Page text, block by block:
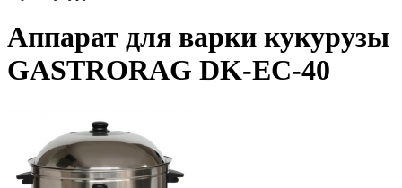
Аппарат для варки кукурузы
GASTRORAG DK-EC-40